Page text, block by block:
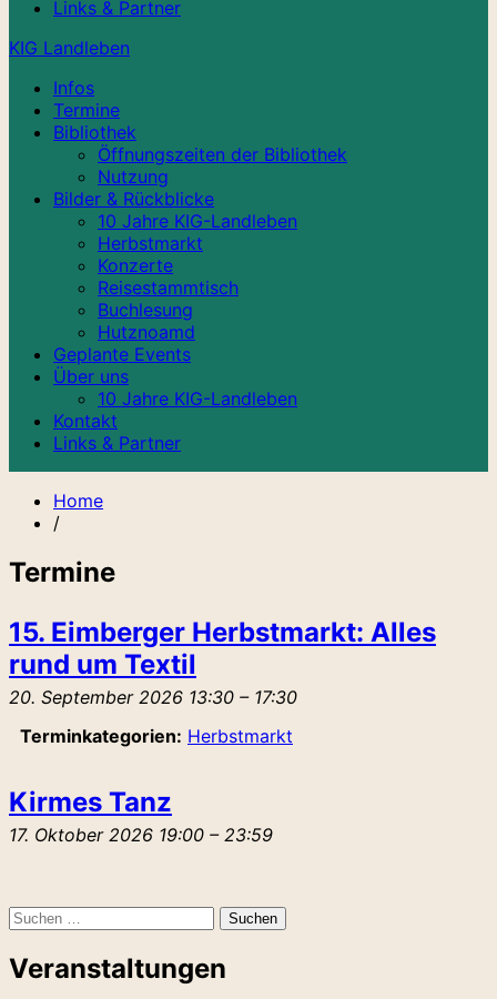
Links & Partner
KIG Landleben
Infos
Termine
Bibliothek
Öffnungszeiten der Bibliothek
Nutzung
Bilder & Rückblicke
10 Jahre KIG-Landleben
Herbstmarkt
Konzerte
Reisestammtisch
Buchlesung
Hutznoamd
Geplante Events
Über uns
10 Jahre KIG-Landleben
Kontakt
Links & Partner
Home
/
Termine
15. Eimberger Herbstmarkt: Alles
rund um Textil
20. September 2026 13:30 – 17:30
Terminkategorien: Herbstmarkt
Kirmes Tanz
17. Oktober 2026 19:00 – 23:59
Suchen
Veranstaltungen